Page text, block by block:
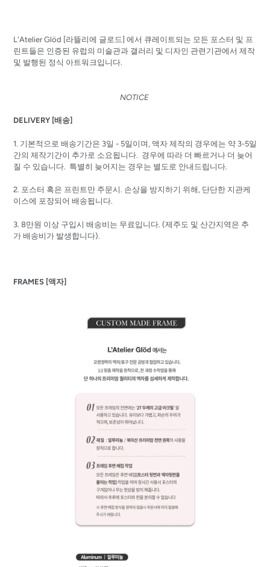
L'Atelier Glöd [라뜰리에 글로드] 에서 큐레이트되는 모든 포스터 및 프
린트들은 인증된 유럽의 미술관과 갤러리 및 디자인 관련기관에서 제작
및 발행된 정식 아트워크입니다.
NOTICE
DELIVERY [배송]
1. 기본적으로 배송기간은 3일 - 5일이며, 액자 제작의 경우에는 약 3-5일
간의 제작기간이 추가로 소요됩니다. 경우에 따라 더 빠르거나 더 늦어
질 수 있습니다. 특별히 늦어지는 경우는 별도로 안내드립니다.
2. 포스터 혹은 프린트만 주문시. 손상을 방지하기 위해 , 단단한 지관케
이스에 포장되어 배송됩니다.
3. 8만원 이상 구입시 배송비는 무료입니다. (제주도 및 산간지역은 추
가 배송비가 발생합니다).
FRAMES [액자]